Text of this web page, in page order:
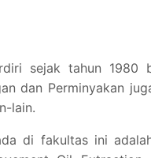
sejak tahun 1980
dan Perminyakan
lain.
di fakultas ini